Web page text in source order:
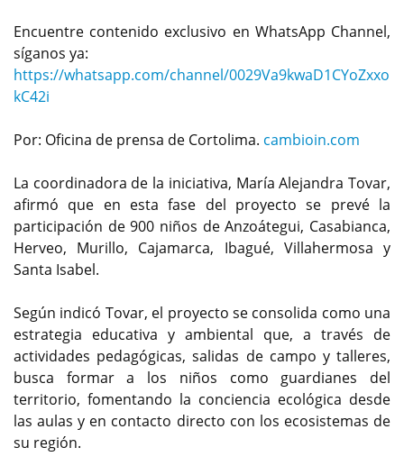
Encuentre contenido exclusivo en WhatsApp Channel,
síganos ya:
https://whatsapp.com/channel/0029Va9kwaD1CYoZxxo
kC42i
Por: Oficina de prensa de Cortolima. cambioin.com
La coordinadora de la iniciativa, María Alejandra Tovar,
afirmó que en esta fase del proyecto se prevé la
participación de 900 niños de Anzoátegui, Casabianca,
Herveo, Murillo, Cajamarca, Ibagué, Villahermosa y
Santa Isabel.
Según indicó Tovar, el proyecto se consolida como una
estrategia educativa y ambiental que, a través de
actividades pedagógicas, salidas de campo y talleres,
busca formar a los niños como guardianes del
territorio, fomentando la conciencia ecológica desde
las aulas y en contacto directo con los ecosistemas de
su región.